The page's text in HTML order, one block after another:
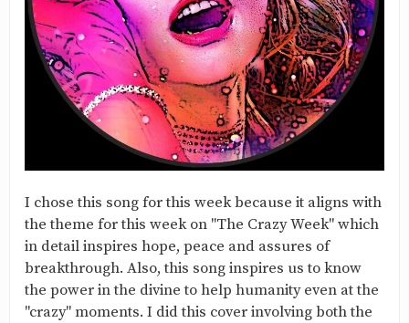
I chose this song for this week because it aligns with
the theme for this week on "The Crazy Week" which
in detail inspires hope, peace and assures of
breakthrough. Also, this song inspires us to know
the power in the divine to help humanity even at the
"crazy" moments. I did this cover involving both the